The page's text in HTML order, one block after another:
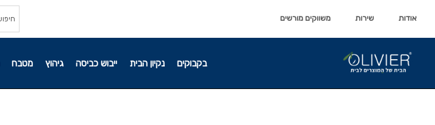
אודות שירות משווקים מורשים
בקבוקים נקיון הבית ייבוש כביסה גיהוץ מטבח